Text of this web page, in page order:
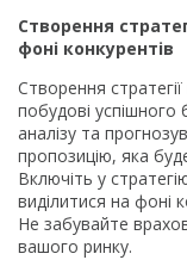
Створення
фоні конкурентів
Створення
побудові успішного
аналізу та
пропозицію, яка
Включіть у
виділитися на фоні
Не забувайте
вашого ринку.